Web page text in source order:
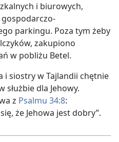
i biurowych,
parkingu. Poza tym żeby
zakupiono
w pobliżu Betel.
i siostry w Tajlandii chętnie
służbie dla Jehowy.
z Psalmu 34:8:
że Jehowa jest dobry”.